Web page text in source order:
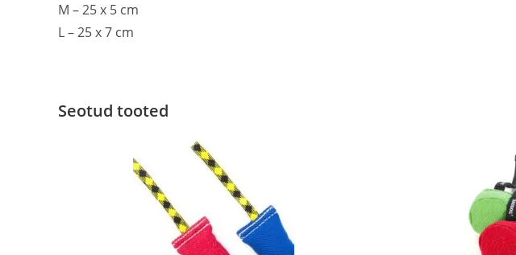
M – 25 x 5 cm
L – 25 x 7 cm
Seotud tooted